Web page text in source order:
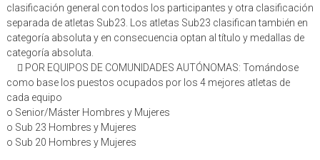
clasificación general con todos los participantes y otra clasificación
separada de atletas Sub23. Los atletas Sub23 clasifican también en
categoría absoluta y en consecuencia optan al título y medallas de
categoría absoluta.
 POR EQUIPOS DE COMUNIDADES AUTÓNOMAS: Tomándose
como base los puestos ocupados por los 4 mejores atletas de
cada equipo
o Senior/Máster Hombres y Mujeres
o Sub 23 Hombres y Mujeres
o Sub 20 Hombres y Mujeres